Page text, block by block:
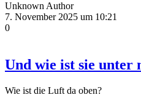
Unknown Author
7. November 2025 um 10:21
0
Und wie ist sie unter
Wie ist die Luft da oben?